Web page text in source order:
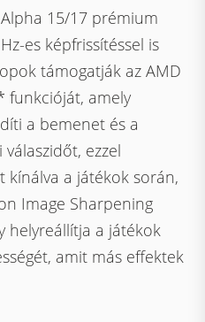
15/17 prémium
es képfrissítéssel is
támogatják az AMD
funkcióját, amely
a bemenet és a
ezzel
kínálva a játékok során,
Image Sharpening
helyreállítja a játékok
amit más effektek